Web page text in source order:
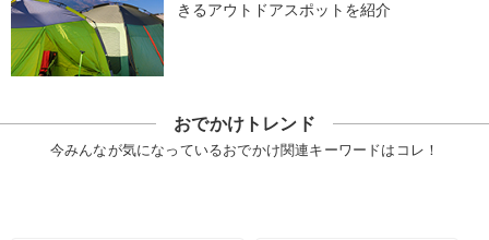
きるアウトドアスポットを紹介
おでかけトレンド
今みんなが気になっているおでかけ関連キーワードはコレ！